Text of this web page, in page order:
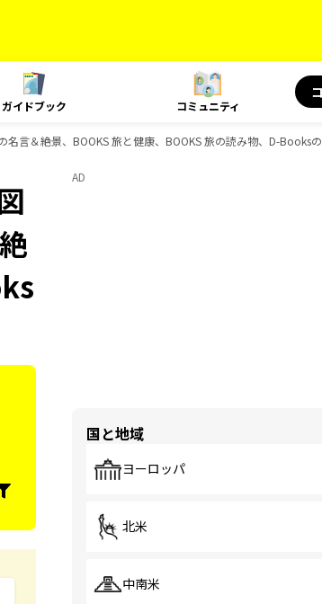
ガイドブック コミュニティ
言＆絶景、BOOKS 旅と健康、BOOKS 旅の読み物、D-Books
AD
国と地域
ヨーロッパ
北米
中南米